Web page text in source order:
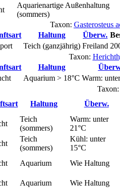
Aquarienartige Außenhaltung
(sommers)
Taxon: Gasterosteus
Haltung Überw.
Teich (ganzjährig) Freiland
Taxon:
Haltung
Aquarium > 18°C Warm:
Haltung
Überw.
Teich
(sommers)
Warm: unter
21°C
Teich
(sommers)
Kühl: unter
15°C
Aquarium
Wie Haltung
Aquarium
Wie Haltung